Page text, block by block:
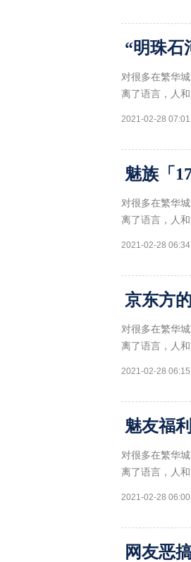
对很多在繁华
离了语言，人
2021-02-28
对很多在繁华
离了语言，人
2021-02-28
京东方
对很多在繁华
离了语言，人
2021-02-28
对很多在繁华
离了语言，人
2021-02-28
网友恶